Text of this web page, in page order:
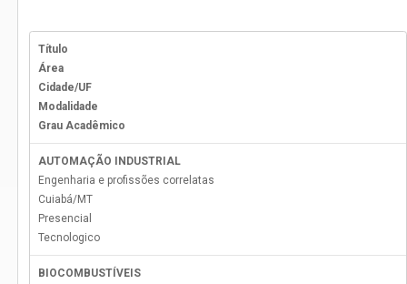
Título
Área
Cidade/UF
Modalidade
Grau Acadêmico
AUTOMAÇÃO INDUSTRIAL
Engenharia e profissões correlatas
Cuiabá/MT
Presencial
Tecnologico
BIOCOMBUSTÍVEIS